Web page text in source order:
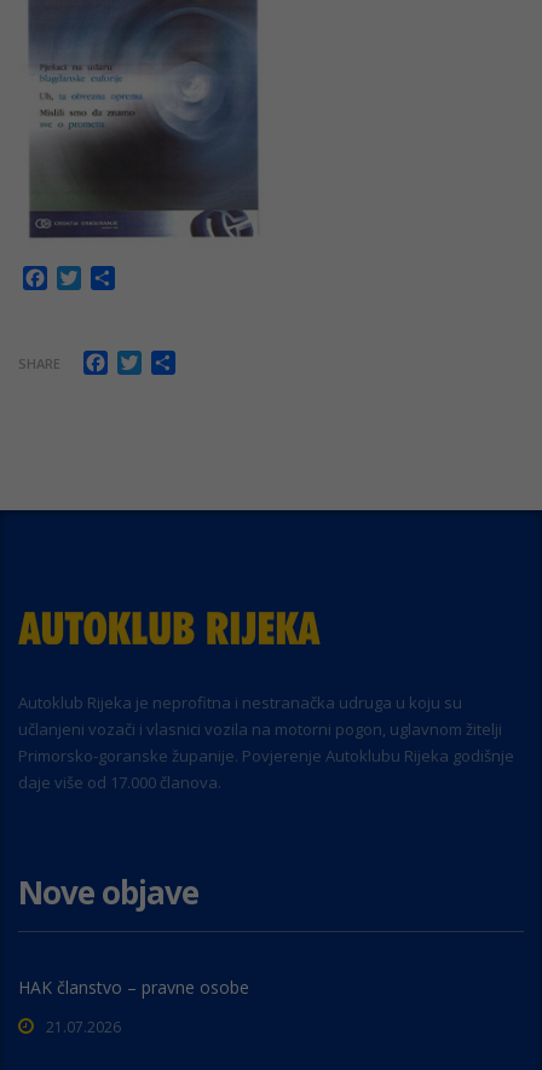
Facebook
Twitter
SHARE Facebook
Twitter
Autoklub Rijeka je neprofitna i nestranačka udruga u koju su
učlanjeni vozači i vlasnici vozila na motorni pogon, uglavnom žitelji
Primorsko-goranske županije. Povjerenje Autoklubu Rijeka godišnje
daje više od 17.000 članova.
Nove objave
HAK članstvo – pravne osobe
21.07.2026